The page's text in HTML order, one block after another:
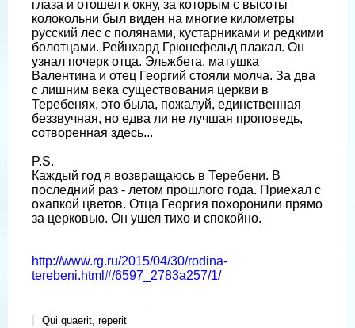
глаза и отошел к окну, за которым с высоты
колокольни был виден на многие километры
русский лес с полянами, кустарниками и редкими
болотцами. Рейнхард Грюнефельд плакал. Он
узнал почерк отца. Эльжбета, матушка
Валентина и отец Георгий стояли молча. За два
с лишним века существования церкви в
Теребенях, это была, пожалуй, единственная
беззвучная, но едва ли не лучшая проповедь,
сотворенная здесь...
P.S.
Каждый год я возвращаюсь в Теребени. В
последний раз - летом прошлого года. Приехал с
охапкой цветов. Отца Георгия похоронили прямо
за церковью. Он ушел тихо и спокойно.
http://www.rg.ru/2015/04/30/rodina-
terebeni.html#/6597_2783a257/1/
Qui quaerit, reperit